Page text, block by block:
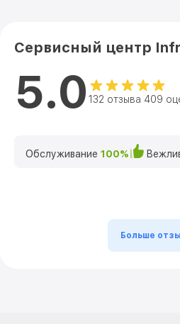
Сервисный центр
5.0 132 отзыва 409
Обслуживание 100%
Больше